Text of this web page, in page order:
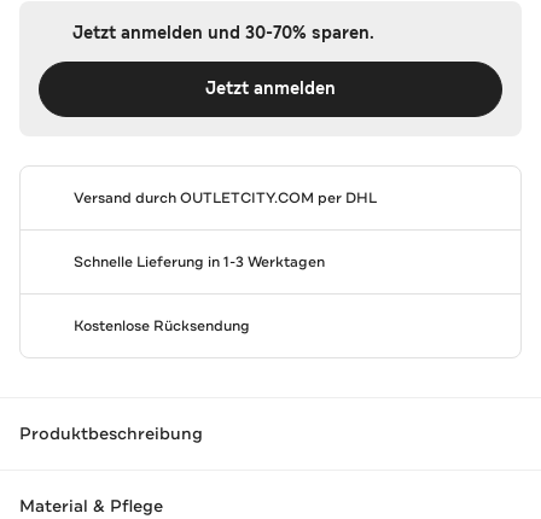
Jetzt anmelden und 30-70% sparen.
Jetzt anmelden
Versand durchOUTLETCITY.COM per DHL
Schnelle Lieferung in 1-3 Werktagen
Kostenlose Rücksendung
Produktbeschreibung
Material & Pflege